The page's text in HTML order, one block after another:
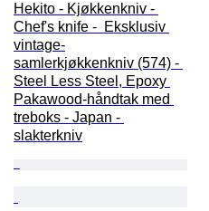
Hekito - Kjøkkenkniv -
Chef's knife -  Eksklusiv
vintage-
samlerkjøkkenkniv (574) -
Steel Less Steel, Epoxy
Pakawood-håndtak med
treboks - Japan -
slakterkniv